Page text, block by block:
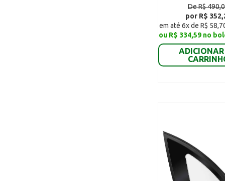
De R$
por R$
em até 6x de R$
ou R$ 334,59 no